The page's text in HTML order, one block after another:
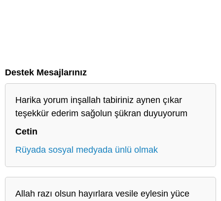
Destek Mesajlarınız
Harika yorum inşallah tabiriniz aynen çıkar
teşekkür ederim sağolun şükran duyuyorum
Cetin
Rüyada sosyal medyada ünlü olmak
Allah razı olsun hayırlara vesile eylesin yüce